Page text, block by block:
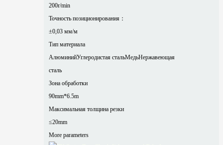
200r/min
Точность позиционирования：
±0,03 мм/м
Тип материала
АлюминийУглеродистая стальМедьНержавеющая
сталь
Зона обработки
90mm*6.5m
Максимальная толщина резки
≤20mm
More parameters